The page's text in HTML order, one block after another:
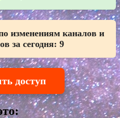
изменениям каналов и
за сегодня: 9
доступ